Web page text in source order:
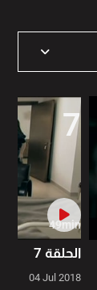
7
49min
الحلقة 7
04 Jul 2018